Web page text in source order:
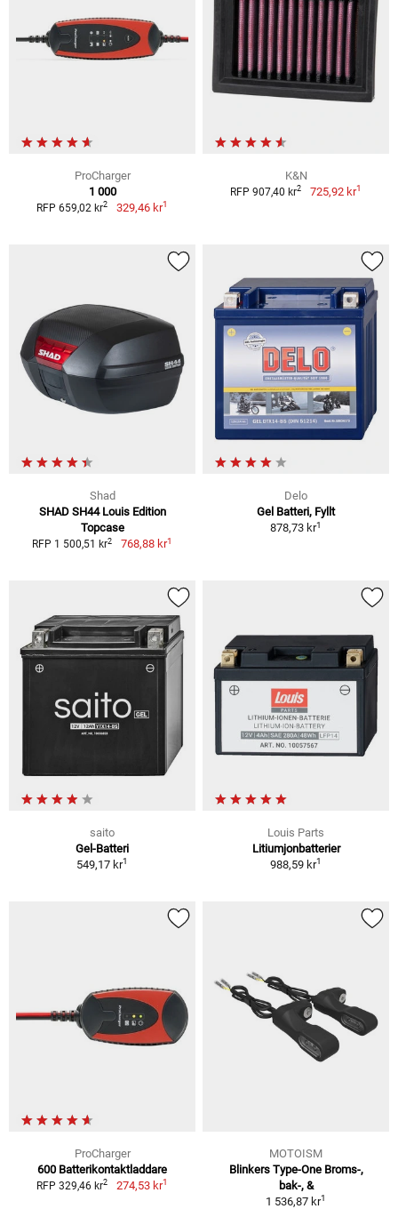
ProCharger
1 000
RFP 659,02 kr2 329,46 kr1
K&N
RFP 907,40 kr2 725,92 kr1
Shad
SHAD SH44 Louis Edition
Topcase
RFP 1 500,51 kr2 768,88 kr1
Delo
Gel Batteri, Fyllt
878,73 kr1
saito
Gel-Batteri
549,17 kr1
Louis Parts
Litiumjonbatterier
988,59 kr1
ProCharger
600 Batterikontaktladdare
RFP 329,46 kr2 274,53 kr1
MOTOISM
Blinkers Type-One Broms-,
bak-, &
1 536,87 kr1